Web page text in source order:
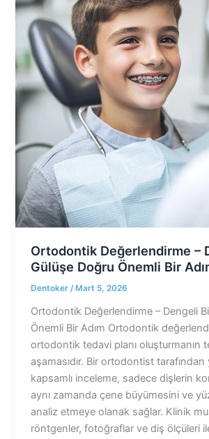
Ortodontik Değerlendirme –
Gülüşe Doğru Önemli Bir
Dentoker/Mart 5, 2026
Ortodontik Değerlendirme – Dengeli
Önemli Bir Adım Ortodontik
ortodontik tedavi planı oluşturmanın
aşamasıdır. Bir ortodontist tarafından
kapsamlı inceleme, sadece dişlerin
aynı zamanda çene büyümesini ve
analiz etmeye olanak sağlar. Klinik
röntgenler, fotoğraflar ve diş ölçüleri